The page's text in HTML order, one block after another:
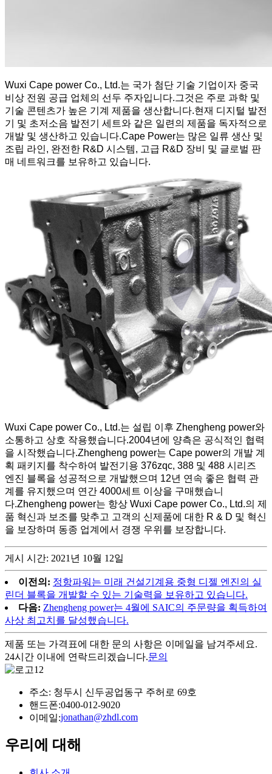
Wuxi Cape power Co., Ltd.는 국가 첨단 기술 기업이자 중국
비상 전원 공급 업체의 선두 주자입니다.그것은 주로 과학 및
기술 콘텐츠가 높은 기계 제품을 생산합니다.현재 디지털 발전
기 및 초저소음 발전기 세트와 같은 일련의 제품을 독자적으로
개발 및 생산하고 있습니다.Cape Power는 많은 일류 생산 및
조립 라인, 완전한 R&D 시스템, 고급 R&D 장비 및 글로벌 판
매 네트워크를 보유하고 있습니다.
Wuxi Cape power Co., Ltd.는 설립 이후 Zhengheng power와
소통하고 상호 작용했습니다.2004년에 양측은 공식적인 협력
을 시작했습니다.Zhengheng power는 Cape power의 개발 계
획 패키지를 착수하여 발전기용 376zqc, 388 및 488 시리즈
엔진 블록을 성공적으로 개발했으며 12년 연속 좋은 협력 관
계를 유지했으며 연간 4000세트 이상을 구매했습니
다.Zhengheng power는 항상 Wuxi Cape power Co., Ltd.의 제
품 혁신과 보조를 맞추고 고객의 신제품에 대한 R & D 및 혁신
을 보장하며 동종 업계에서 경쟁 우위를 보장합니다.
게시 시간: 2021년 10월 12일
이전의: 정항파워는 미래 건설기계용 중형 디젤 엔진의 실
린더 블록을 개발할 수 있는 기술력을 보유하고 있습니다.
다음: Zhengheng power는 4월에 SAIC의 주문량을 획득하여
사상 최고치를 달성했습니다.
제품 또는 가격표에 대한 문의 사항은 이메일을 남겨주세요.
24시간 이내에 연락드리겠습니다.문의
주소: 청두시 신두공업동구 주허로 69호
핸드폰:0400-012-9020
이메일:jonathan@zhdl.com
우리에 대해